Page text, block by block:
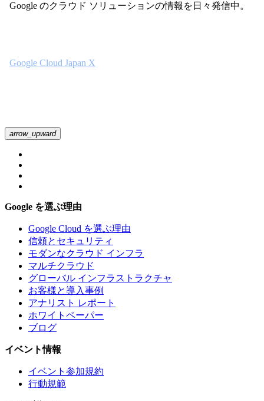
Google のクラウド ソリューションの情報を日々発信中。
Google Cloud Japan X
arrow_upward
Google を選ぶ理由
Google Cloud を選ぶ理由
信頼とセキュリティ
モダンなクラウド インフラ
マルチクラウド
グローバル インフラストラクチャ
お客様と導入事例
アナリスト レポート
ホワイトペーパー
ブログ
イベント情報
イベント参加規約
行動規範